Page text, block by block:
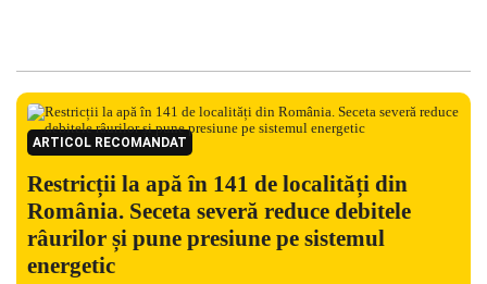
ARTICOL RECOMANDAT
Restricții la apă în 141 de localități din
România. Seceta severă reduce debitele
râurilor și pune presiune pe sistemul
energetic